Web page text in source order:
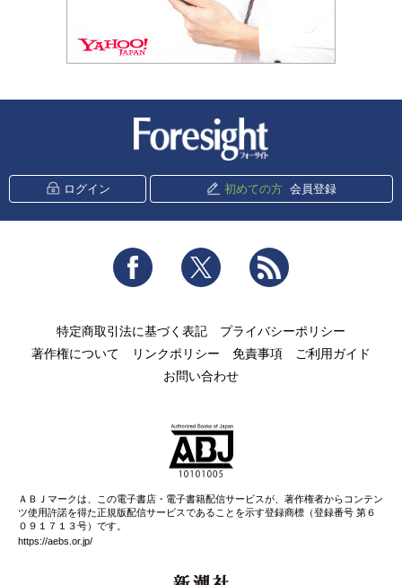
ログイン 初めての方 会員登録
Facebook Twitter
特定商取引法に基づく表記
プライバシーポリシー
著作権について
リンクポリシー 免責事項
ご利用ガイド
お問い合わせ
ＡＢＪマークは、この電子書店・電子書籍配信サービスが、著作権者からコンテン
ツ使用許諾を得た正規版配信サービスであることを示す登録商標（登録番号 第６
０９１７１３号）です。
https://aebs.or.jp/